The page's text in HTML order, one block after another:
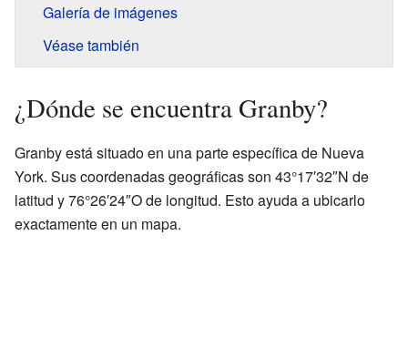
Galería de imágenes
Véase también
¿Dónde se encuentra Granby?
Granby está situado en una parte específica de Nueva
York. Sus coordenadas geográficas son 43°17′32″N de
latitud y 76°26′24″O de longitud. Esto ayuda a ubicarlo
exactamente en un mapa.